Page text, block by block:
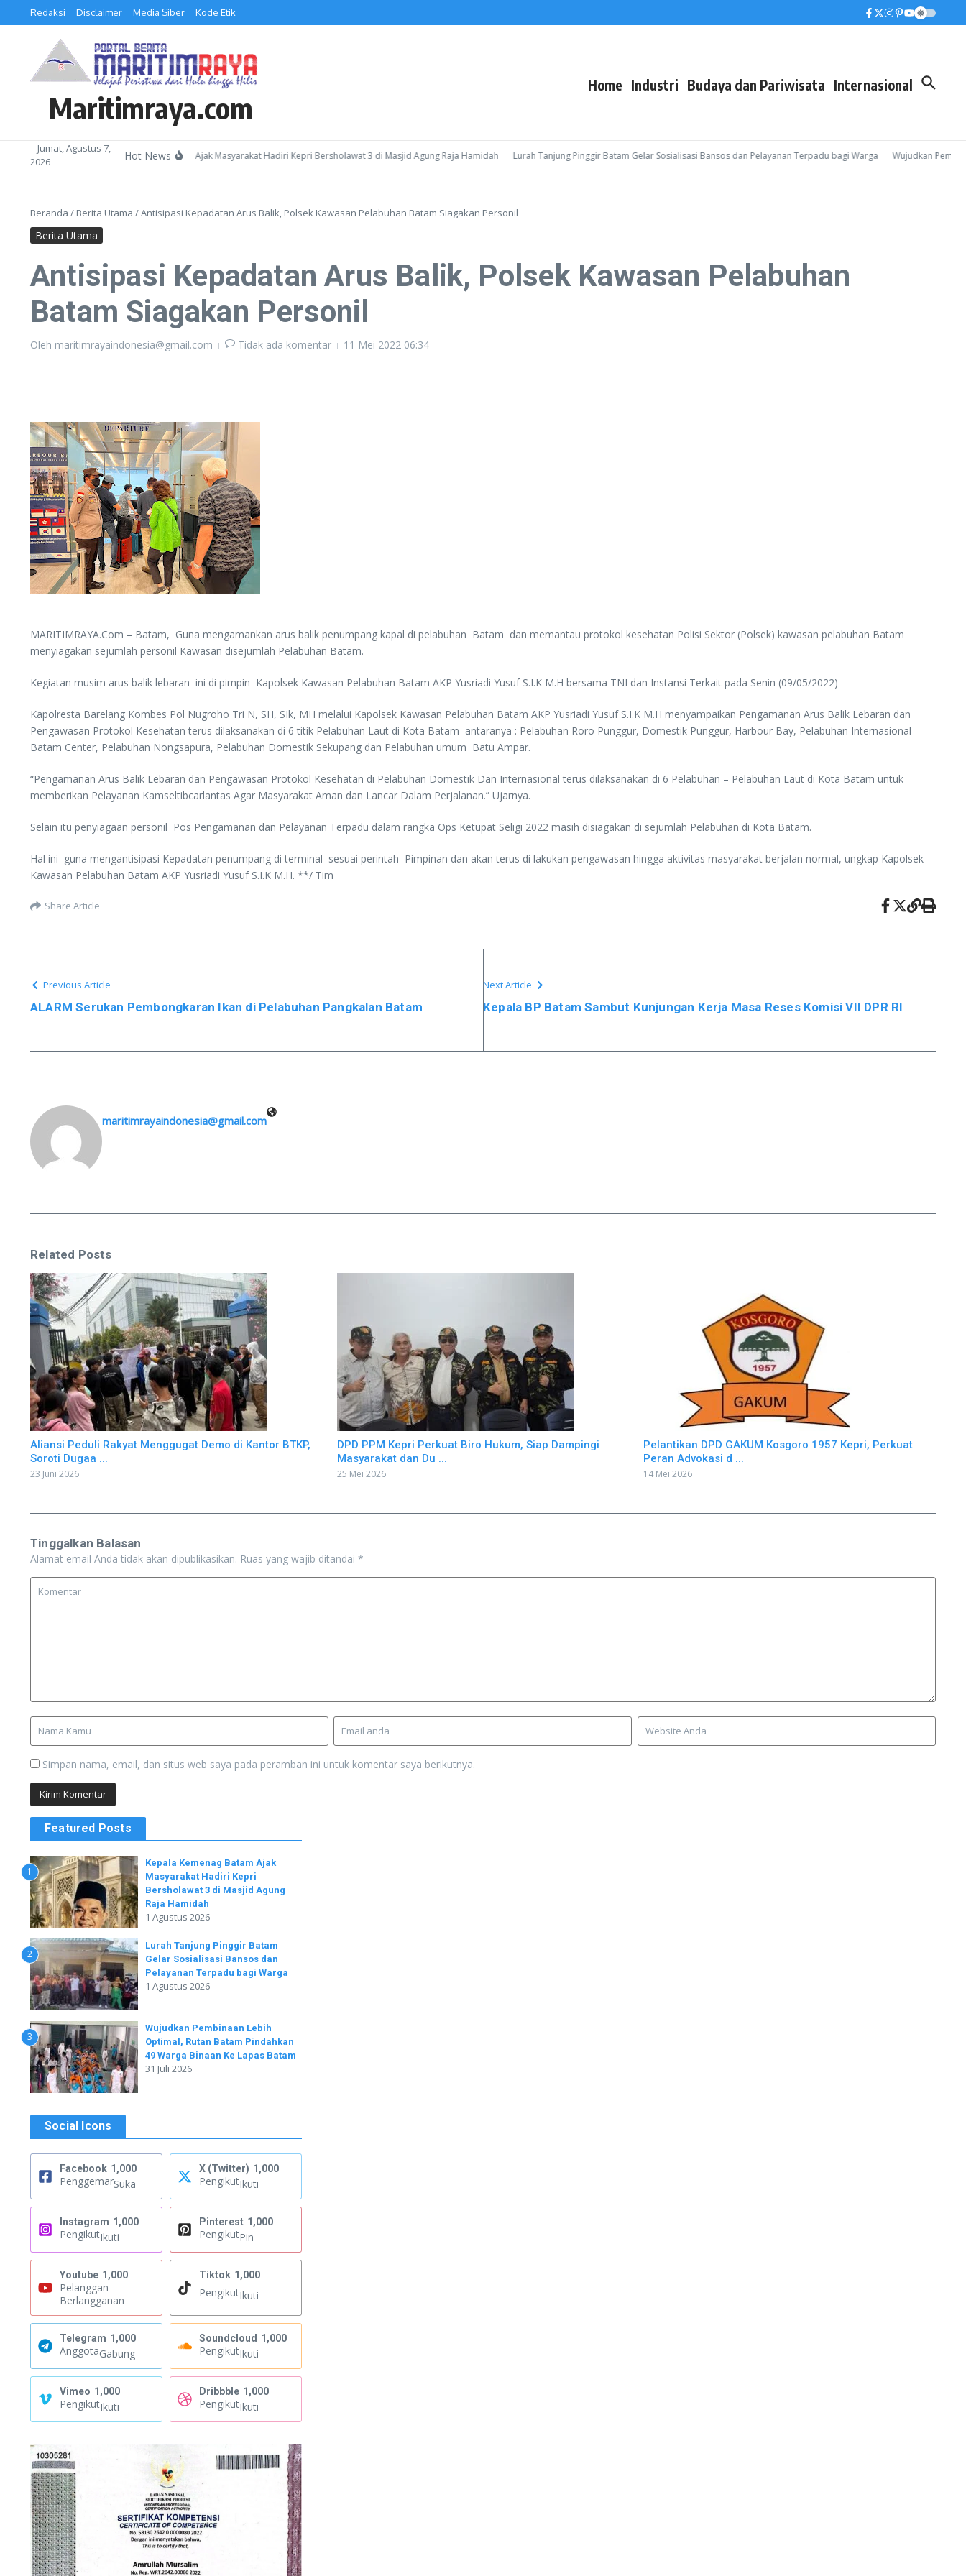
Lewati ke konten
Redaksi Disclaimer Media Siber Kode Etik
Maritimraya.com
Home Industri Budaya dan Pariwisata Internasional
Jumat, Agustus 7,
2026
Hot News
Kepala Kemenag Batam Ajak Masyarakat Hadiri Kepri Bersholawat 3 di Masjid Agung Raja Hamidah Lurah Tanjung Pinggir Batam Gelar Sosialisasi Bansos dan Pelayanan Terpadu bagi Warga Wujudkan Pembinaan
Beranda / Berita Utama /Antisipasi Kepadatan Arus Balik, Polsek Kawasan Pelabuhan Batam Siagakan Personil
Berita Utama
Antisipasi Kepadatan Arus Balik, Polsek Kawasan Pelabuhan
Batam Siagakan Personil
Oleh maritimrayaindonesia@gmail.com Tidak ada komentar 11 Mei 2022 06:34
MARITIMRAYA.Com – Batam, Guna mengamankan arus balik penumpang kapal di pelabuhan Batam dan memantau protokol kesehatan Polisi Sektor (Polsek) kawasan pelabuhan Batam
menyiagakan sejumlah personil Kawasan disejumlah Pelabuhan Batam.
Kegiatan musim arus balik lebaran ini di pimpin Kapolsek Kawasan Pelabuhan Batam AKP Yusriadi Yusuf S.I.K M.H bersama TNI dan Instansi Terkait pada Senin (09/05/2022)
Kapolresta Barelang Kombes Pol Nugroho Tri N, SH, SIk, MH melalui Kapolsek Kawasan Pelabuhan Batam AKP Yusriadi Yusuf S.I.K M.H menyampaikan Pengamanan Arus Balik Lebaran dan
Pengawasan Protokol Kesehatan terus dilaksanakan di 6 titik Pelabuhan Laut di Kota Batam antaranya : Pelabuhan Roro Punggur, Domestik Punggur, Harbour Bay, Pelabuhan Internasional
Batam Center, Pelabuhan Nongsapura, Pelabuhan Domestik Sekupang dan Pelabuhan umum Batu Ampar.
“Pengamanan Arus Balik Lebaran dan Pengawasan Protokol Kesehatan di Pelabuhan Domestik Dan Internasional terus dilaksanakan di 6 Pelabuhan – Pelabuhan Laut di Kota Batam untuk
memberikan Pelayanan Kamseltibcarlantas Agar Masyarakat Aman dan Lancar Dalam Perjalanan.” Ujarnya.
Selain itu penyiagaan personil Pos Pengamanan dan Pelayanan Terpadu dalam rangka Ops Ketupat Seligi 2022 masih disiagakan di sejumlah Pelabuhan di Kota Batam.
Hal ini guna mengantisipasi Kepadatan penumpang di terminal sesuai perintah Pimpinan dan akan terus di lakukan pengawasan hingga aktivitas masyarakat berjalan normal, ungkap Kapolsek
Kawasan Pelabuhan Batam AKP Yusriadi Yusuf S.I.K M.H. **/ Tim
Share Article
Previous Article
ALARM Serukan Pembongkaran Ikan di Pelabuhan Pangkalan Batam
Next Article
Kepala BP Batam Sambut Kunjungan Kerja Masa Reses Komisi VII DPR RI
maritimrayaindonesia@gmail.com
Related Posts
Aliansi Peduli Rakyat Menggugat Demo di Kantor BTKP,
Soroti Dugaa ...
23 Juni 2026
DPD PPM Kepri Perkuat Biro Hukum, Siap Dampingi
Masyarakat dan Du ...
25 Mei 2026
Pelantikan DPD GAKUM Kosgoro 1957 Kepri, Perkuat
Peran Advokasi d ...
14 Mei 2026
Tinggalkan Balasan
Alamat email Anda tidak akan dipublikasikan. Ruas yang wajib ditandai *
Simpan nama, email, dan situs web saya pada peramban ini untuk komentar saya berikutnya.
Featured Posts
1
Kepala Kemenag Batam Ajak
Masyarakat Hadiri Kepri
Bersholawat 3 di Masjid Agung
Raja Hamidah
1 Agustus 2026
2
Lurah Tanjung Pinggir Batam
Gelar Sosialisasi Bansos dan
Pelayanan Terpadu bagi Warga
1 Agustus 2026
3
Wujudkan Pembinaan Lebih
Optimal, Rutan Batam Pindahkan
49 Warga Binaan Ke Lapas Batam
31 Juli 2026
Social Icons
Facebook 1,000
PenggemarSuka
X (Twitter) 1,000
PengikutIkuti
Instagram 1,000
PengikutIkuti
Pinterest 1,000
PengikutPin
Youtube 1,000
Pelanggan
Berlangganan
Tiktok 1,000
PengikutIkuti
Telegram 1,000
AnggotaGabung
Soundcloud 1,000
PengikutIkuti
Vimeo 1,000
PengikutIkuti
Dribbble 1,000
PengikutIkuti